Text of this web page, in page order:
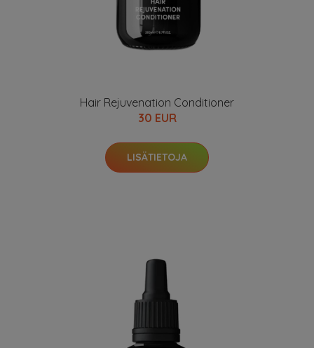
Hair Rejuvenation Conditioner
30 EUR
LISÄTIETOJA